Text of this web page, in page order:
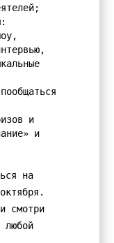
травматизма
первых»
и
и
на
смотри
любой